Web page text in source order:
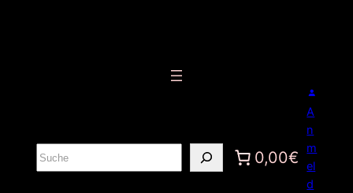
S
u
0,00€
A
n
m
el
d